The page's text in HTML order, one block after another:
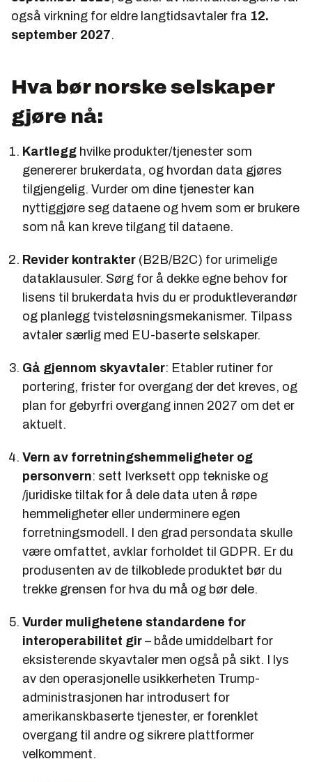
også virkning for eldre langtidsavtaler fra 12.
september 2027.
Hva bør norske selskaper
gjøre nå:
Kartlegg hvilke produkter/tjenester som
genererer brukerdata, og hvordan data gjøres
tilgjengelig. Vurder om dine tjenester kan
nyttiggjøre seg dataene og hvem som er brukere
som nå kan kreve tilgang til dataene.
Revider kontrakter (B2B/B2C) for urimelige
dataklausuler. Sørg for å dekke egne behov for
lisens til brukerdata hvis du er produktleverandør
og planlegg tvisteløsningsmekanismer. Tilpass
avtaler særlig med EU-baserte selskaper.
Gå gjennom skyavtaler: Etabler rutiner for
portering, frister for overgang der det kreves, og
plan for gebyrfri overgang innen 2027 om det er
aktuelt.
Vern av forretningshemmeligheter og
personvern: sett Iverksett opp tekniske og
/juridiske tiltak for å dele data uten å røpe
hemmeligheter eller underminere egen
forretningsmodell. I den grad persondata skulle
være omfattet, avklar forholdet til GDPR. Er du
produsenten av de tilkoblede produktet bør du
trekke grensen for hva du må og bør dele.
Vurder mulighetene standardene for
interoperabilitet gir – både umiddelbart for
eksisterende skyavtaler men også på sikt. I lys
av den operasjonelle usikkerheten Trump-
administrasjonen har introdusert for
amerikanskbaserte tjenester, er forenklet
overgang til andre og sikrere plattformer
velkomment.